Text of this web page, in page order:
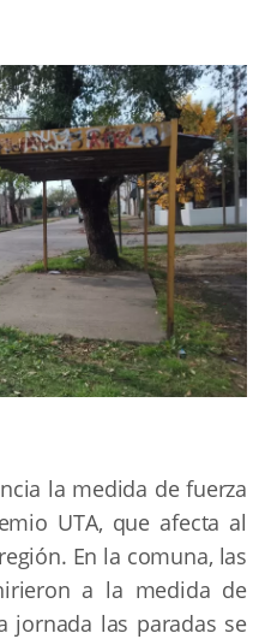
la medida de fuerza
UTA, que afecta al
En la comuna, las
a la medida de
jornada las paradas se